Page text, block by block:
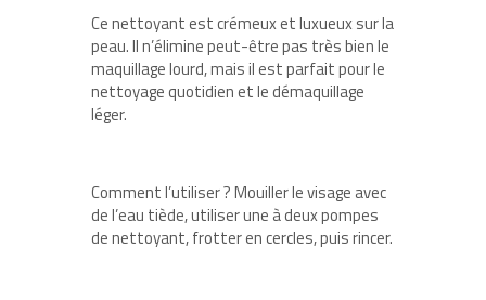
Ce nettoyant est crémeux et luxueux sur la
peau. Il n’élimine peut-être pas très bien le
maquillage lourd, mais il est parfait pour le
nettoyage quotidien et le démaquillage
léger.
Comment l’utiliser ? Mouiller le visage avec
de l’eau tiède, utiliser une à deux pompes
de nettoyant, frotter en cercles, puis rincer.